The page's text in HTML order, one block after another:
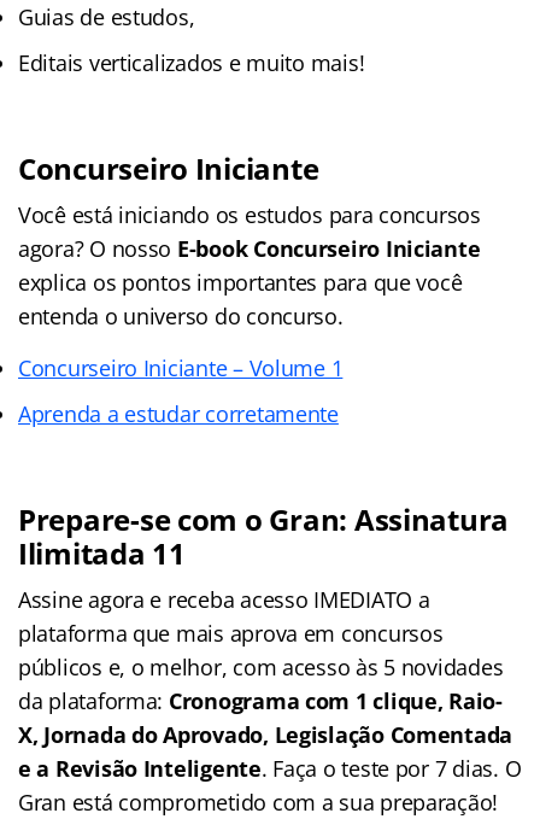
Guias de estudos,
Editais verticalizados e muito mais!
Concurseiro Iniciante
Você está iniciando os estudos para concursos
agora? O nosso E-book Concurseiro Iniciante
explica os pontos importantes para que você
entenda o universo do concurso.
Concurseiro Iniciante – Volume 1
Aprenda a estudar corretamente
Prepare-se com o Gran: Assinatura
Ilimitada 11
Assine agora e receba acesso IMEDIATO a
plataforma que mais aprova em concursos
públicos e, o melhor, com acesso às 5 novidades
da plataforma: Cronograma com 1 clique, Raio-
X, Jornada do Aprovado, Legislação Comentada
e a Revisão Inteligente. Faça o teste por 7 dias. O
Gran está comprometido com a sua preparação!